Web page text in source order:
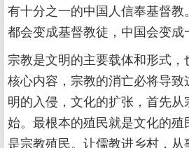
有十分之一的中国人信奉基督教
都会变成基督教徒，中国会变成
宗教是文明的主要载体和形式
核心内容，宗教的消亡必将导
明的入侵，文化的扩张，首先
始。最根本的殖民就是文化的
是宗教殖民。让儒教进乡村，